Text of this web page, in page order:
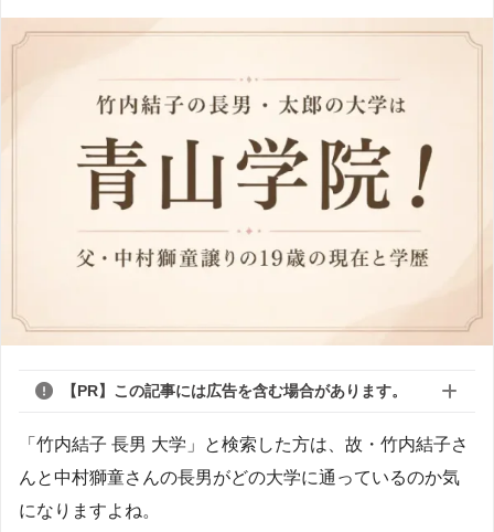
【PR】この記事には広告を含む場合があります。
「竹内結子 長男 大学」と検索した方は、故・竹内結子さ
んと中村獅童さんの長男がどの大学に通っているのか気
になりますよね。